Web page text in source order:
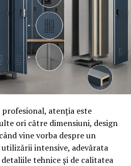
atenția este
ori către dimensiuni, design
vine vorba despre un
intensive, adevărata
tehnice și de calitatea